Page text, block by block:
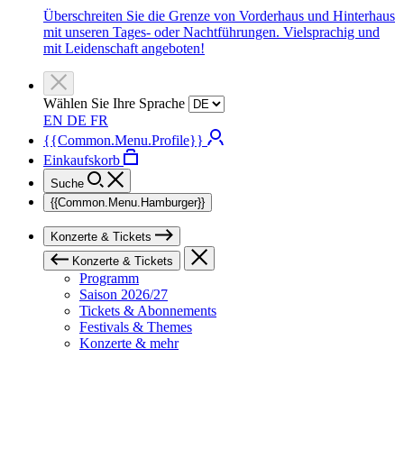
Überschreiten Sie die Grenze von Vorderhaus und Hinterhaus
mit unseren Tages- oder Nachtführungen. Vielsprachig und
mit Leidenschaft angeboten!
Wählen Sie Ihre Sprache
EN DE FR
{{Common.Menu.Profile}}
Einkaufskorb
Suche
{{Common.Menu.Hamburger}}
Konzerte & Tickets
Konzerte & Tickets
Programm
Saison 2026/27
Tickets & Abonnements
Festivals & Themes
Konzerte & mehr